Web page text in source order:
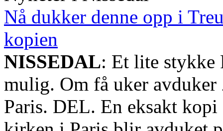
Nå dukker denne opp i
kopien
NISSEDAL: Et lite stykke
mulig. Om få uker
Paris. DEL. En eksakt